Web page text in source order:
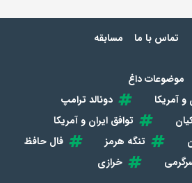
تماس با ما مسابقه
موضوعات داغ
آمریکا
دونالد ترامپ
توافق ایران و آمریکا
تنگه هرمز
فال حافظ
خرازی